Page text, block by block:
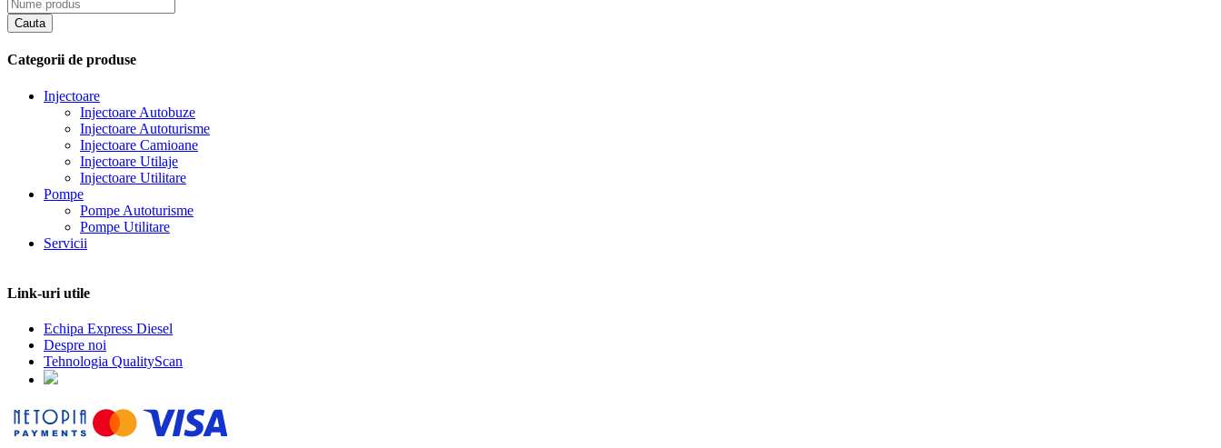
Categorii de produse
Injectoare
Injectoare Autobuze
Injectoare Autoturisme
Injectoare Camioane
Injectoare Utilaje
Injectoare Utilitare
Pompe
Pompe Autoturisme
Pompe Utilitare
Servicii
Link-uri utile
Echipa Express Diesel
Despre noi
Tehnologia QualityScan